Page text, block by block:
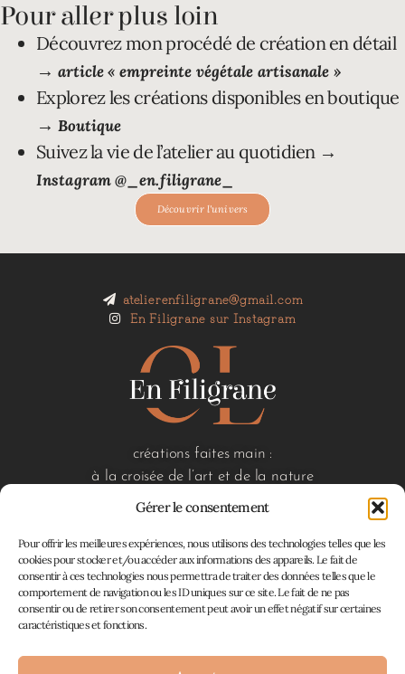
Gérer le consentement
Pour offrir les meilleures expériences, nous utilisons des technologies telles que les
cookies pour stocker et/ou accéder aux informations des appareils. Le fait de
consentir à ces technologies nous permettra de traiter des données telles que le
comportement de navigation ou les ID uniques sur ce site. Le fait de ne pas
consentir ou de retirer son consentement peut avoir un effet négatif sur certaines
caractéristiques et fonctions.
Pour aller plus loin
Découvrez mon procédé de création en détail
→ article « empreinte végétale artisanale »
Explorez les créations disponibles en boutique
→ Boutique
Suivez la vie de l’atelier au quotidien →
Instagram @_en.filigrane_
Découvrir l'univers
atelierenfiligrane@gmail.com
En Filigrane sur Instagram
créations faites main :
à la croisée de l’art et de la nature
liens utiles
accueil
boutique
mon panier